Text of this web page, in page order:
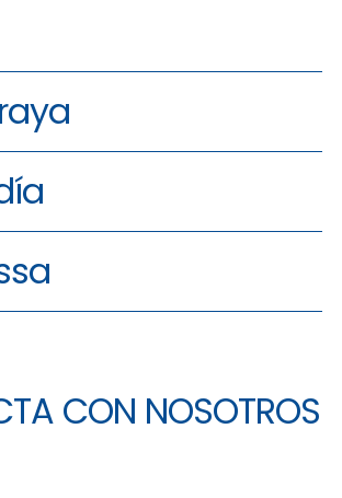
CON NOSOTROS